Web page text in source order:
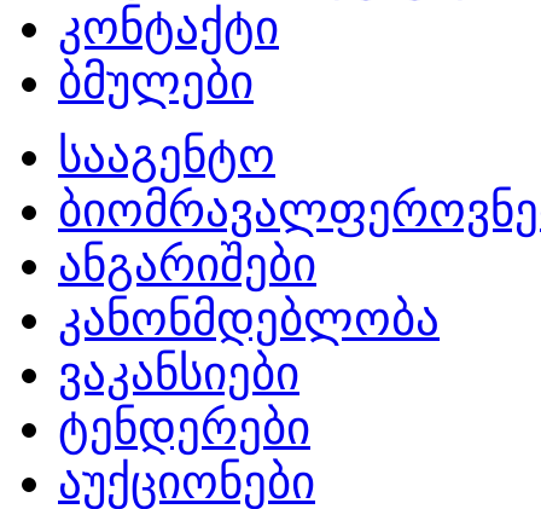
კონტაქტი
ბმულები
სააგენტო
ანგარიშები
კანონმდებლობა
ვაკანსიები
ტენდერები
აუქციონები